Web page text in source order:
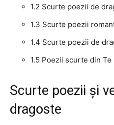
1.2 Scurte poezii de
1.3 Scurte poezii
1.4 Scurte poezii de
1.5 Poezii scurte din
Scurte poezii și
dragoste